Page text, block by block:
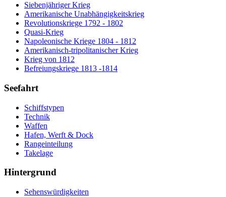
Siebenjähriger Krieg
Amerikanische Unabhängigkeitskrieg
Revolutionskriege 1792 - 1802
Quasi-Krieg
Napoleonische Kriege 1804 - 1812
Amerikanisch-tripolitanischer Krieg
Krieg von 1812
Befreiungskriege 1813 -1814
Seefahrt
Schiffstypen
Technik
Waffen
Hafen, Werft & Dock
Rangeinteilung
Takelage
Hintergrund
Sehenswürdigkeiten